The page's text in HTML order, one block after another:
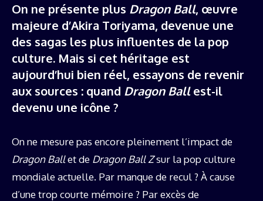
On ne présente plus Dragon Ball, œuvre
majeure d’Akira Toriyama, devenue une
des sagas les plus influentes de la pop
culture. Mais si cet héritage est
aujourd’hui bien réel, essayons de revenir
aux sources : quand Dragon Ballest-il
devenu une icône ?
On ne mesure pas encore pleinement l’impact de
Dragon Ballet de Dragon Ball Zsur la pop culture
mondiale actuelle. Par manque de recul ? À cause
d’une trop courte mémoire ? Par excès de